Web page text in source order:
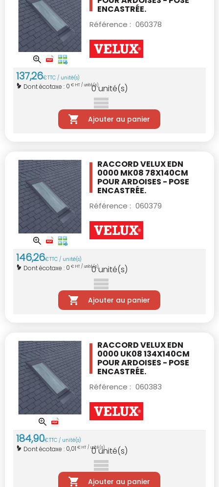
ENCASTRÉE.
Référence : 060378
137,26€TTC / unité(s)
Dont écotaxe : 0 € HT / unité(s)
0unité(s)
Ajouter au panier
RACCORD VELUX EDN
0000 MK08 78X140CM
POUR ARDOISES - POSE
ENCASTRÉE.
Référence : 060379
146,26€TTC / unité(s)
Dont écotaxe : 0 € HT / unité(s)
0unité(s)
Ajouter au panier
RACCORD VELUX EDN
0000 UK08 134X140CM
POUR ARDOISES - POSE
ENCASTRÉE.
Référence : 060383
184,90€TTC / unité(s)
Dont écotaxe : 0,01 € HT / unité(s)
0unité(s)
Ajouter au panier